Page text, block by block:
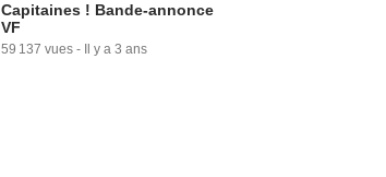
Capitaines ! Bande-annonce
VF
59 137 vues - Il y a 3 ans